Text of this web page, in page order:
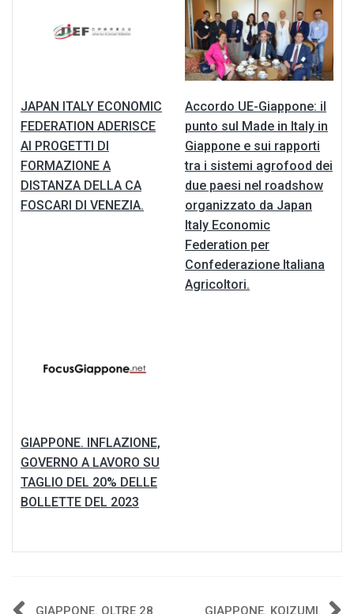
JAPAN ITALY ECONOMIC
FEDERATION ADERISCE
AI PROGETTI DI
FORMAZIONE A
DISTANZA DELLA CA
FOSCARI DI VENEZIA.
Accordo UE-Giappone: il
punto sul Made in Italy in
Giappone e sui rapporti
tra i sistemi agrofood dei
due paesi nel roadshow
organizzato da Japan
Italy Economic
Federation per
Confederazione Italiana
Agricoltori.
GIAPPONE. INFLAZIONE,
GOVERNO A LAVORO SU
TAGLIO DEL 20% DELLE
BOLLETTE DEL 2023
GIAPPONE. OLTRE 28 GIAPPONE. KOIZUMI